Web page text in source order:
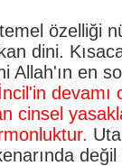
özelliği
dini.
Allah'ın en
cinsel